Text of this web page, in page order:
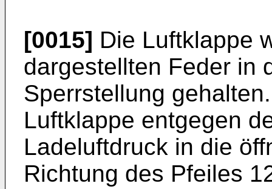
[0015] Die Luftklappe
dargestellten Feder in
Sperrstellung
Luftklappe entgegen
Ladeluftdruck in die
Richtung des Pfeiles